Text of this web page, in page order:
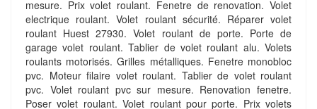
mesure. Prix volet roulant. Fenetre de renovation. Volet
electrique roulant. Volet roulant sécurité. Réparer volet
roulant Huest 27930. Volet roulant de porte. Porte de
garage volet roulant. Tablier de volet roulant alu. Volets
roulants motorisés. Grilles métalliques. Fenetre monobloc
pvc. Moteur filaire volet roulant. Tablier de volet roulant
pvc. Volet roulant pvc sur mesure. Renovation fenetre.
Poser volet roulant. Volet roulant pour porte. Prix volets